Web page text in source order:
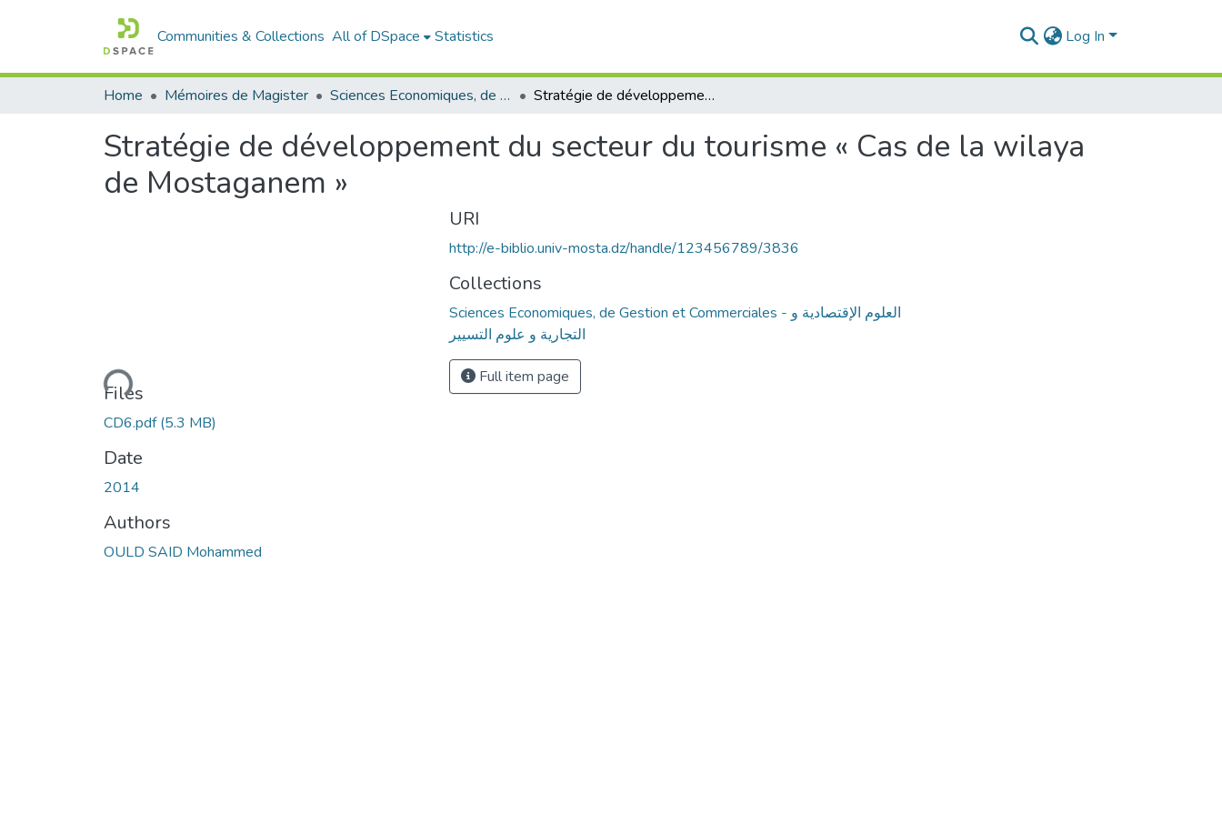
Communities & Collections All of DSpace Statistics Log In
Home Mémoires de Magister Sciences Economiques, de Gestion et Commerciales - العلوم الإقتصادية و التجارية و علوم التسيير Stratégie de développement du secteur du tourisme « Cas de la wilaya de Mostaganem »
Stratégie de développement du secteur du tourisme « Cas de la wilaya
de Mostaganem »
Loading...
Files
CD6.pdf(5.3 MB)
Date
2014
Authors
OULD SAID Mohammed
URI
http://e-biblio.univ-mosta.dz/handle/123456789/3836
Collections
Sciences Economiques, de Gestion et Commerciales - العلوم الإقتصادية و
التجارية و علوم التسيير
Full item page